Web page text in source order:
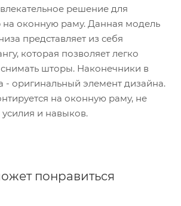
решение для
оконную раму. Данная модель
представляет из себя
которая позволяет легко
снимать шторы. Наконечники в
оригинальный элемент дизайна.
на оконную раму, не
усилия и навыков.
понравиться